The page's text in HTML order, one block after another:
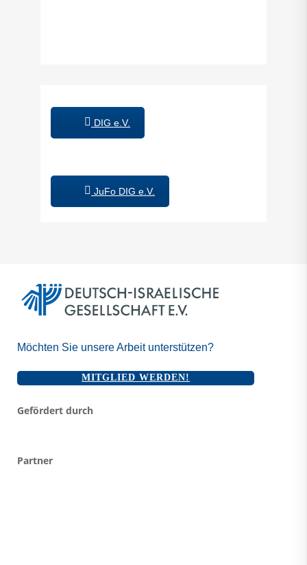
DIG e.V.
JuFo DIG e.V.
Möchten Sie unsere Arbeit unterstützen?
MITGLIED WERDEN!
Gefördert durch
Partner